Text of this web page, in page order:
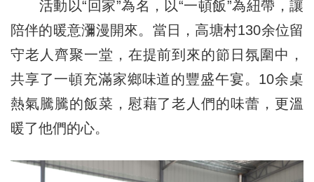
活動以“回家”為名，以“一頓飯”為紐帶，讓
陪伴的暖意瀰漫開來。當日，高塘村130余位留
守老人齊聚一堂，在提前到來的節日氛圍中，
共享了一頓充滿家鄉味道的豐盛午宴。10余桌
熱氣騰騰的飯菜，慰藉了老人們的味蕾，更溫
暖了他們的心。